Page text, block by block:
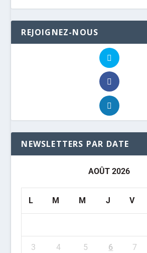
REJOIGNEZ-NOUS
NEWSLETTERS PAR DATE
AOÛT 2026
L M M J V
3 4 5 6 7